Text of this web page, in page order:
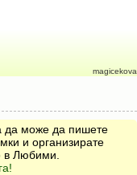
magicekova
да може да пишете
и организирате
в Любими.